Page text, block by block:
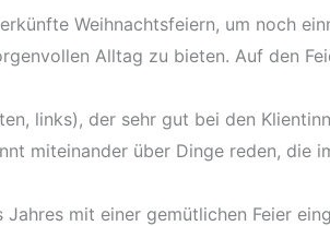
Weihnachtsfeiern, um noch
Alltag zu bieten. Auf den
links), der sehr gut bei den
miteinander über Dinge reden, die
mit einer gemütlichen Feier